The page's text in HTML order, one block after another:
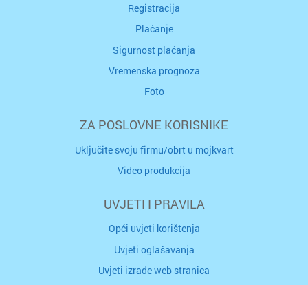
Registracija
Plaćanje
Sigurnost plaćanja
Vremenska prognoza
Foto
ZA POSLOVNE KORISNIKE
Uključite svoju firmu/obrt u mojkvart
Video produkcija
UVJETI I PRAVILA
Opći uvjeti korištenja
Uvjeti oglašavanja
Uvjeti izrade web stranica